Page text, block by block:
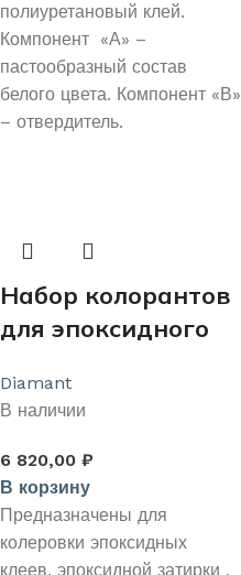
полиуретановый клей.
Компонент «А» –
пастообразный состав
белого цвета. Компонент «В»
– отвердитель.
Набор колорантов
для эпоксидного
«МРАМОР»
Diamant
В наличии
6 820,00 ₽
В корзину
Предназначены для
колеровки эпоксидных
клеев, эпоксидной затирки ,